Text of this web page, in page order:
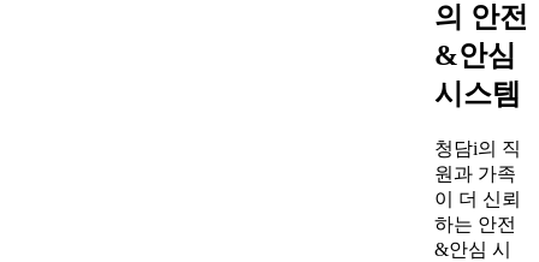
의 안전
&안심
시스템
청담i의 직
원과 가족
이 더 신뢰
하는 안전
&안심 시